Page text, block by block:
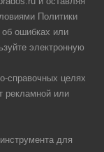
Политики
ошибках или
электронную
справочных целях
рекламной или
для